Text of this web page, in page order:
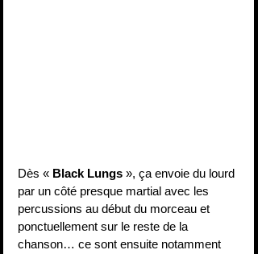
Dès « Black Lungs », ça envoie du lourd
par un côté presque martial avec les
percussions au début du morceau et
ponctuellement sur le reste de la
chanson… ce sont ensuite notamment